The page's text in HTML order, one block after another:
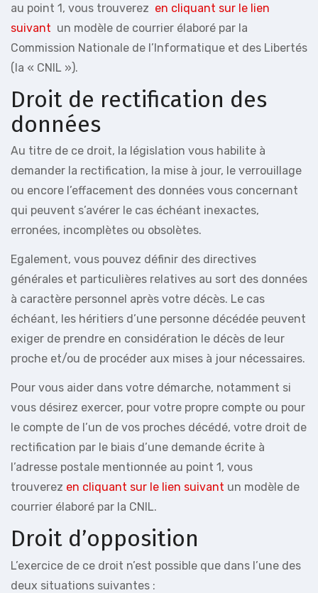
au point 1, vous trouverez en cliquant sur le lien
suivant un modèle de courrier élaboré par la
Commission Nationale de l’Informatique et des Libertés
(la « CNIL »).
Droit de rectification des
données
Au titre de ce droit, la législation vous habilite à
demander la rectification, la mise à jour, le verrouillage
ou encore l’effacement des données vous concernant
qui peuvent s’avérer le cas échéant inexactes,
erronées, incomplètes ou obsolètes.
Egalement, vous pouvez définir des directives
générales et particulières relatives au sort des données
à caractère personnel après votre décès. Le cas
échéant, les héritiers d’une personne décédée peuvent
exiger de prendre en considération le décès de leur
proche et/ou de procéder aux mises à jour nécessaires.
Pour vous aider dans votre démarche, notamment si
vous désirez exercer, pour votre propre compte ou pour
le compte de l’un de vos proches décédé, votre droit de
rectification par le biais d’une demande écrite à
l’adresse postale mentionnée au point 1, vous
trouverez en cliquant sur le lien suivant un modèle de
courrier élaboré par la CNIL.
Droit d’opposition
L’exercice de ce droit n’est possible que dans l’une des
deux situations suivantes :